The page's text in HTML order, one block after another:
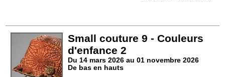
Small couture 9 - Couleurs
d'enfance 2
Du 14 mars 2026 au 01 novembre 2026
De bas en hauts